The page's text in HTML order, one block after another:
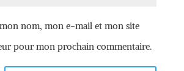
nom, mon e-mail et mon site
pour mon prochain commentaire.